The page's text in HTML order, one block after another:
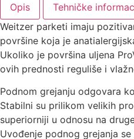
Opis
Tehničke
Weitzer parketi imaju
površine koja je
Ukoliko je površina uljena
ovih prednosti reguliše i
Podnom grejanju odgovara
Stabilni su prilikom velikih
superiorniji u odnosu na
Uvođenje podnog grejanja